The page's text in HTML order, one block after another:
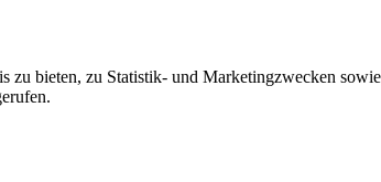
zu bieten, zu Statistik- und Marketingzwecken